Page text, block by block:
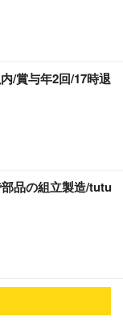
/賞与年2回/17時退
品の組立製造/tutu